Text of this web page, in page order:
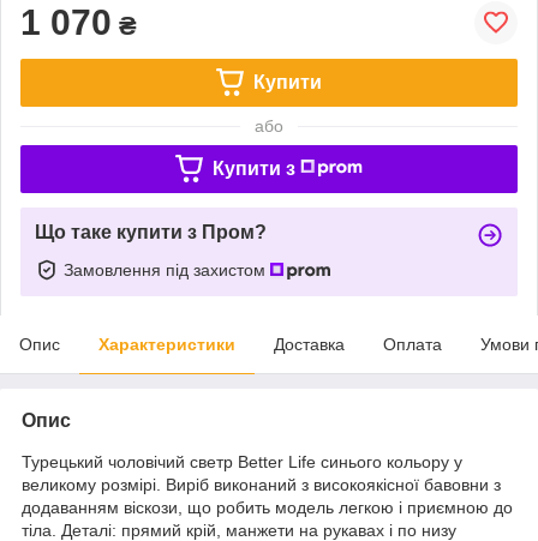
1 070 ₴
Купити
або
Купити з
Що таке купити з Пром?
Замовлення під захистом
Опис Характеристики Доставка Оплата Умови
Опис
Турецький чоловічий светр Better Life синього кольору у
великому розмірі. Виріб виконаний з високоякісної бавовни з
додаванням віскози, що робить модель легкою і приємною до
тіла. Деталі: прямий крій, манжети на рукавах і по низу